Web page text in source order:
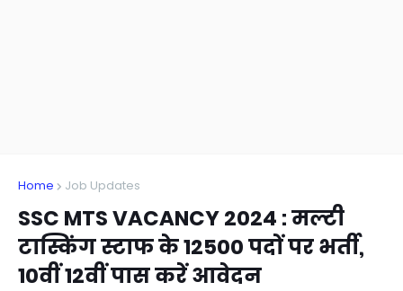
Home Job Updates
SSC MTS VACANCY 2024 : मल्टी
टास्किंग स्टाफ के 12500 पदों पर भर्ती,
10वीं 12वीं पास करें आवेदन